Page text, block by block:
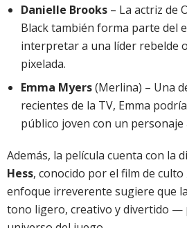
Danielle Brooks – La actriz de
Black también forma parte del
interpretar a una líder rebelde
pixelada.
Emma Myers(Merlina) – Una
recientes de la TV, Emma
público joven con un
Además, la película cuenta con la
Hess, conocido por el film de culto
enfoque irreverente sugiere que
tono ligero, creativo y divertido —